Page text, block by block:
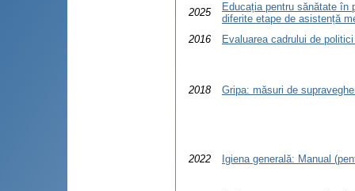
2025
Educația pentru sănătate în
diferite etape de asistență
2016
Evaluarea cadrului de
2018 Gripa: măsuri de
2022 Igiena generală: Manual